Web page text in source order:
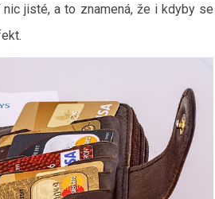
jisté, a to znamená, že i kdyby se